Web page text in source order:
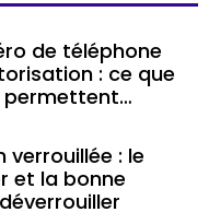
de téléphone
: ce que
permettent
verrouillée : le
et la bonne